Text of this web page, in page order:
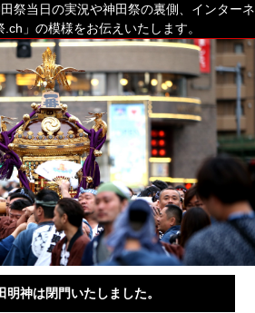
祭当日の実況や神田祭の裏側、インターネ
」の模様をお伝えいたします。
明神は閉門いたしました。